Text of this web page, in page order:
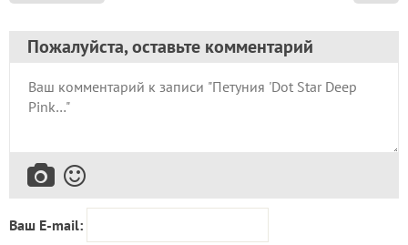
Пожалуйста, оставьте комментарий
Ваш E-mail: